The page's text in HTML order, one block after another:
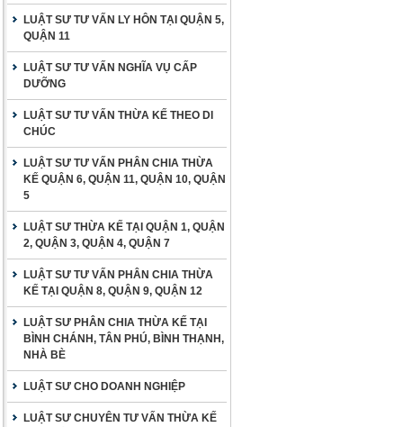
LUẬT SƯ TƯ VẤN LY HÔN TẠI QUẬN 5,
QUẬN 11
LUẬT SƯ TƯ VẤN NGHĨA VỤ CẤP
DƯỠNG
LUẬT SƯ TƯ VẤN THỪA KẾ THEO DI
CHÚC
LUẬT SƯ TƯ VẤN PHÂN CHIA THỪA
KẾ QUẬN 6, QUẬN 11, QUẬN 10, QUẬN
5
LUẬT SƯ THỪA KẾ TẠI QUẬN 1, QUẬN
2, QUẬN 3, QUẬN 4, QUẬN 7
LUẬT SƯ TƯ VẤN PHÂN CHIA THỪA
KẾ TẠI QUẬN 8, QUẬN 9, QUẬN 12
LUẬT SƯ PHÂN CHIA THỪA KẾ TẠI
BÌNH CHÁNH, TÂN PHÚ, BÌNH THẠNH,
NHÀ BÈ
LUẬT SƯ CHO DOANH NGHIỆP
LUẬT SƯ CHUYÊN TƯ VẤN THỪA KẾ